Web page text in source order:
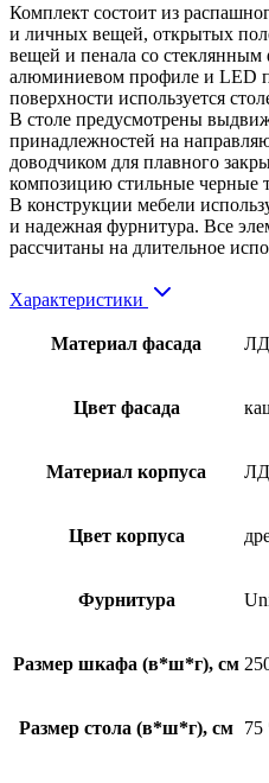
Комплект состоит из
и личных вещей, открытых
вещей и пенала со стеклянным
алюминиевом профиле и LED
поверхности используется
В столе предусмотрены
принадлежностей на
доводчиком для плавного
композицию стильные черные
В конструкции мебели
и надежная фурнитура. Все
рассчитаны на длительное
Характеристики
Материал фасада
Цвет фасада
Материал корпуса
Цвет корпуса
Фурнитура
Размер шкафа (в*ш*г), см
Размер стола (в*ш*г), см 75